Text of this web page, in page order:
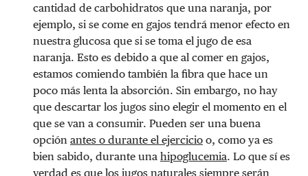
cantidad de carbohidratos que una naranja, por
ejemplo, si se come en gajos tendrá menor efecto en
nuestra glucosa que si se toma el jugo de esa
naranja. Esto es debido a que al comer en gajos,
estamos comiendo también la fibra que hace un
poco más lenta la absorción. Sin embargo, no hay
que descartar los jugos sino elegir el momento en el
que se van a consumir. Pueden ser una buena
opción antes o durante el ejercicio o, como ya es
bien sabido, durante una hipoglucemia. Lo que sí es
verdad es que los jugos naturales siempre serán